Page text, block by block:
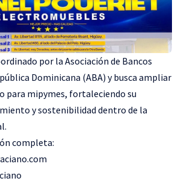
por la Asociación de Bancos
Dominicana (ABA) y busca ampliar
para mipymes, fortaleciendo su
y sostenibilidad dentro de la
completa: